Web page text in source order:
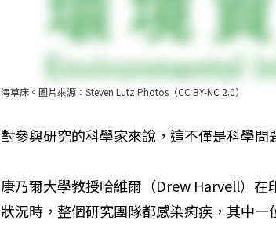
海草床。圖片來源：Steven Lutz Photos（CC BY-NC 2.0）
對參與研究的科學家來說，這不僅是科學問
康乃爾大學教授哈維爾（Drew Harvell）
狀況時，整個研究團隊都感染痢疾，其中一